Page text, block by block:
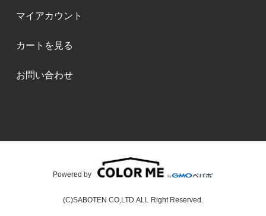
マイアカウント
カートを見る
お問い合わせ
(C)SABOTEN CO,LTD.ALL Right Reserved.
Powered by